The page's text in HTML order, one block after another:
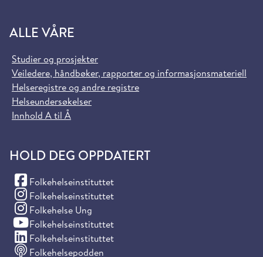
ALLE VÅRE
Studier og prosjekter
Veiledere, håndbøker, rapporter og informasjonsmateriell
Helseregistre og andre registre
Helseundersøkelser
Innhold A til Å
HOLD DEG OPPDATERT
Folkehelseinstituttet
(Facebook)
Folkehelseinstituttet
(Instagram)
Folkehelse Ung
(Instagram)
Folkehelseinstituttet
(YouTube)
Folkehelseinstituttet
(LinkedIn)
Folkehelsepodden